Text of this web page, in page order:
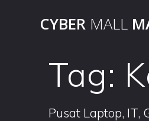
CYBER MALL
Tag:
Pusat Laptop, IT,